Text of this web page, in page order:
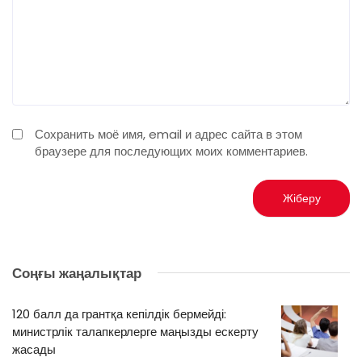
Сохранить моё имя, email и адрес сайта в этом
браузере для последующих моих комментариев.
Соңғы жаңалықтар
120 балл да грантқа кепілдік бермейді:
министрлік талапкерлерге маңызды ескерту
жасады